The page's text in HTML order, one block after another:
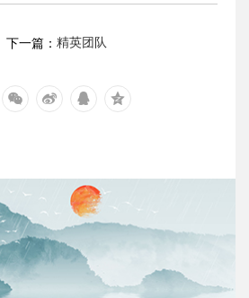
下一篇： 精英团队